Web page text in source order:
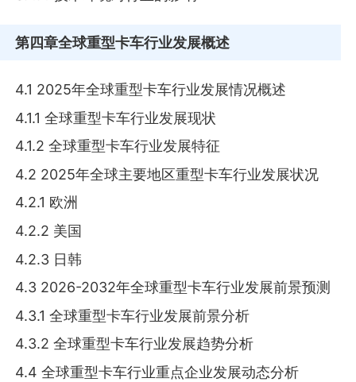
第四章全球重型卡车行业发展概述
4.1 2025年全球重型卡车行业发展情况概述
4.1.1 全球重型卡车行业发展现状
4.1.2 全球重型卡车行业发展特征
4.2 2025年全球主要地区重型卡车行业发展状况
4.2.1 欧洲
4.2.2 美国
4.2.3 日韩
4.3 2026-2032年全球重型卡车行业发展前景预测
4.3.1 全球重型卡车行业发展前景分析
4.3.2 全球重型卡车行业发展趋势分析
4.4 全球重型卡车行业重点企业发展动态分析